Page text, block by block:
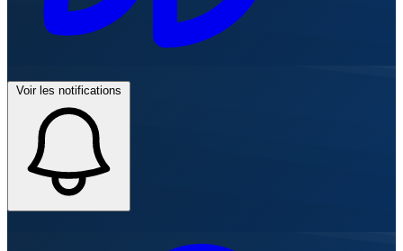
Voir les notifications